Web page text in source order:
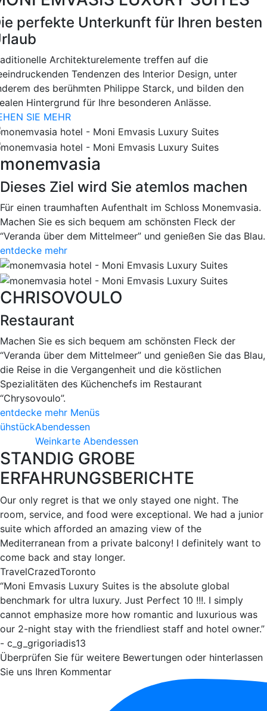
perfekte Unterkunft für Ihren besten
Architekturelemente treffen auf die
Tendenzen des Interior Design, unter
des berühmten Philippe Starck, und bilden den
Hintergrund für Ihre besonderen Anlässe.
SIE MEHR
monemvasia
Dieses Ziel wird Sie atemlos machen
Für einen traumhaften Aufenthalt im Schloss Monemvasia.
Machen Sie es sich bequem am schönsten Fleck der
“Veranda über dem Mittelmeer” und genießen Sie das Blau.
entdecke mehr
CHRISOVOULO
Restaurant
Machen Sie es sich bequem am schönsten Fleck der
“Veranda über dem Mittelmeer” und genießen Sie das Blau,
die Reise in die Vergangenheit und die köstlichen
Spezialitäten des Küchenchefs im Restaurant
“Chrysovoulo”.
entdecke mehr Menüs
Abendessen
Weinkarte Abendessen
STANDIG GROBE
ERFAHRUNGSBERICHTE
Our only regret is that we only stayed one night. The
room, service, and food were exceptional. We had a junior
suite which afforded an amazing view of the
Mediterranean from a private balcony! I definitely want to
come back and stay longer.
TravelCrazedToronto
“Moni Emvasis Luxury Suites is the absolute global
benchmark for ultra luxury. Just Perfect 10 !!!. I simply
cannot emphasize more how romantic and luxurious was
our 2-night stay with the friendliest staff and hotel owner.”
- c_g_grigoriadis13
Überprüfen Sie für weitere Bewertungen oder hinterlassen
Sie uns Ihren Kommentar